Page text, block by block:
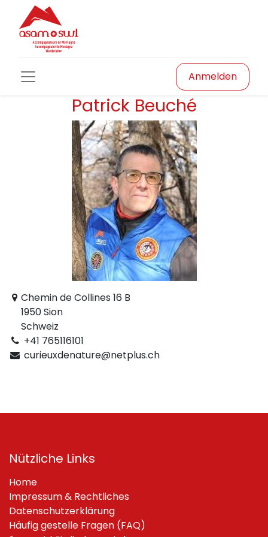
Anmelden
Patrick Beuché
Chemin de Collines 16 B
1950 Sion
Schweiz
+41 765116101
curieuxdenature@netplus.ch
Nützliche Links
Home
Impressum & Rechtliches
Datenschutzerklärung
Häufig gestelle Fragen (FAQ)